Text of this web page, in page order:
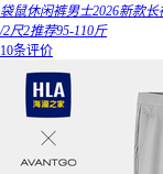
袋鼠休闲裤男士2026新款
/2尺2推荐95-110斤
10条评价